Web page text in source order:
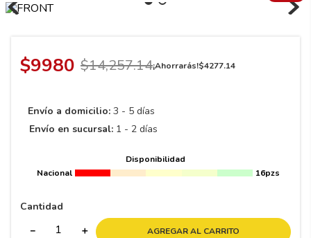
$9980 $14,257.14¡Ahorrarás!$4277.14
Envío a domicilio: 3 - 5 días
Envío en sucursal: 1 - 2 días
Disponibilidad
Nacional
16pzs
Cantidad
＋
－ AGREGAR AL CARRITO
7.245